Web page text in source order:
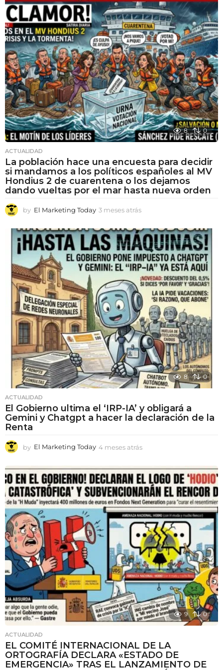
8 0
ACTUALIDAD
La población hace una encuesta para decidir
si mandamos a los políticos españoles al MV
Hondius 2 de cuarentena o los dejamos
dando vueltas por el mar hasta nueva orden
by El Marketing Today 3 meses atrás
e
s
e
s
a
t
r
á
s
8 0
ACTUALIDAD
El Gobierno ultima el ‘IRP-IA’ y obligará a
Gemini y Chatgpt a hacer la declaración de la
Renta
by El Marketing Today 4 meses atrás
e
s
e
s
a
t
r
á
s
9 0
ACTUALIDAD
EL COMITÉ INTERNACIONAL DE LA
ORTOGRAFÍA DECLARA «ESTADO DE
EMERGENCIA» TRAS EL LANZAMIENTO DE